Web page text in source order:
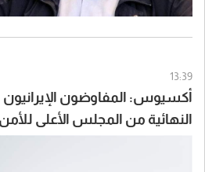
13:39
أكسيوس: المفاوضون
النهائية من المجلس الأعلى